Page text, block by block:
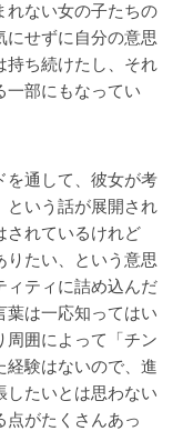
れない女の子たちの
にせずに自分の意思
持ち続けたし、それ
一部にもなってい
を通して、彼女が考
という話が展開され
されているけれど
りたい、という意思
ィティに詰め込んだ
葉は一応知ってはい
周囲によって「チン
経験はないので、進
したいとは思わない
点がたくさんあっ